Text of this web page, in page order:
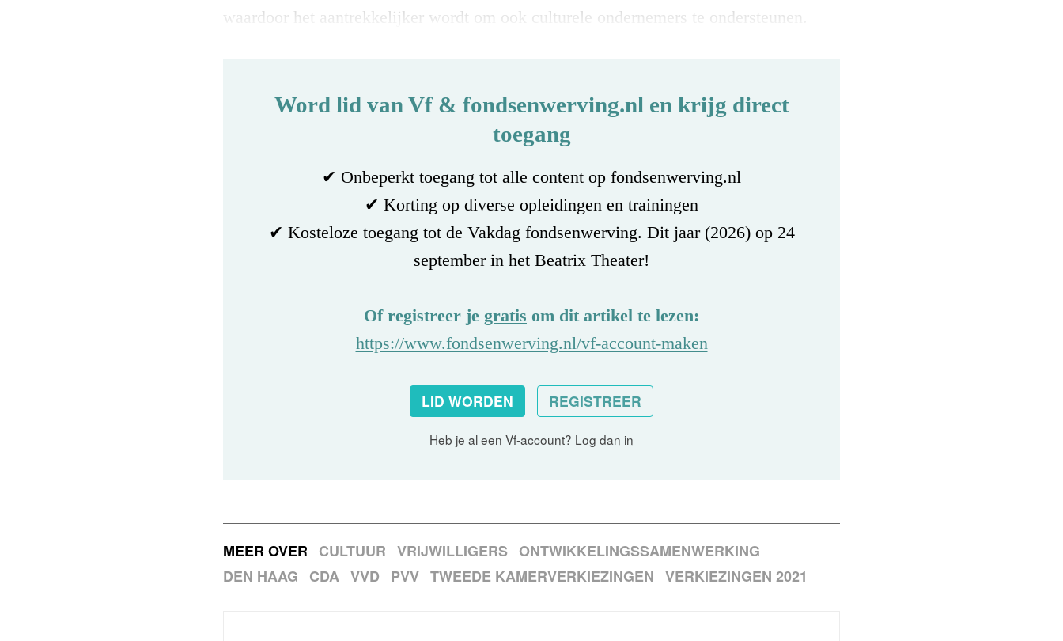
waardoor het aantrekkelijker wordt om ook culturele ondernemers te ondersteunen.
Word lid van Vf & fondsenwerving.nl en krijg direct
toegang
✔ Onbeperkt toegang tot alle content op fondsenwerving.nl
✔ Korting op diverse opleidingen en trainingen
✔ Kosteloze toegang tot de Vakdag fondsenwerving. Dit jaar (2026) op 24
september in het Beatrix Theater!
Of registreer je gratis om dit artikel te lezen:
https://www.fondsenwerving.nl/vf-account-maken
LID WORDEN REGISTREER
Heb je al een Vf-account? Log dan in
MEER OVER CULTUUR VRIJWILLIGERS ONTWIKKELINGSSAMENWERKING
DEN HAAG
CDA VVD PVV TWEEDE KAMERVERKIEZINGEN VERKIEZINGEN 2021